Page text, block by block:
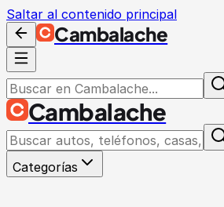
Saltar al contenido principal
Cambalache
Cambalache
Categorías